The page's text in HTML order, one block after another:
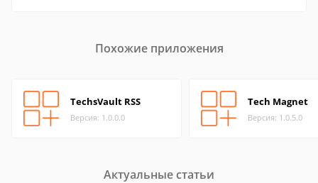
Похожие приложения
TechsVault RSS
Версия: 1.0.0.0
Tech Magnet
Версия: 1.0.5.0
Актуальные статьи